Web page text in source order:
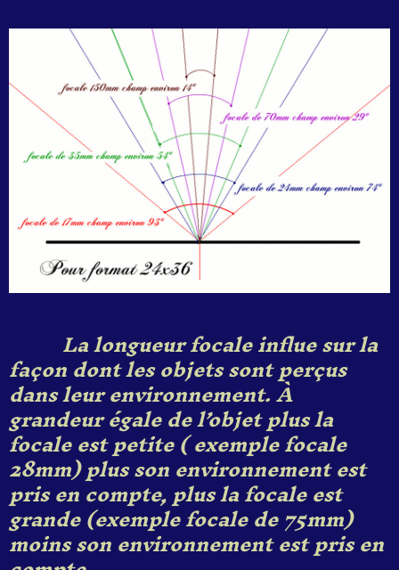
La longueur focaleinfluesur la
façon dont les objets sont perçus
dans leur environnement.À
grandeur égalede l’objetplus la
focale est petite ( exemple focale
28mm) plussonenvironnement est
pris en compte, plus la focale est
grande(exemple focale de75mm)
moinssonenvironnementest pris en